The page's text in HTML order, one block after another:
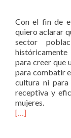
Con el fin de
quiero aclarar
sector
para creer que
para combatir
cultura ni para
receptiva y
mujeres.
[…]